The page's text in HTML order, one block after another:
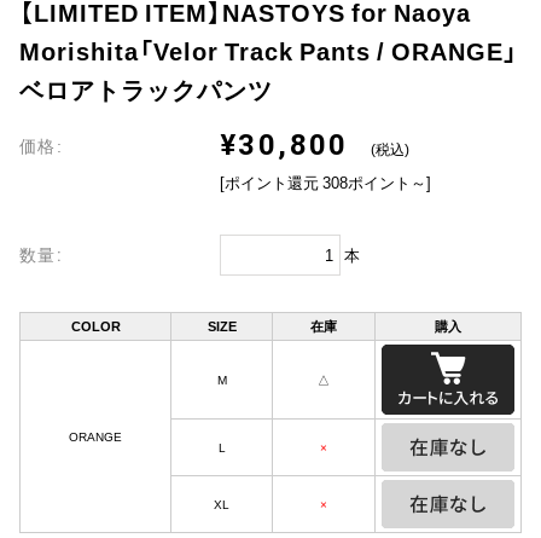
【LIMITED ITEM】NASTOYS for Naoya
Morishita「Velor Track Pants / ORANGE」
ベロアトラックパンツ
価格: ¥30,800 (税込)
[ポイント還元 308ポイント～]
数量: 本
COLOR SIZE 在庫 購入
ORANGE
M △
L ×
XL ×